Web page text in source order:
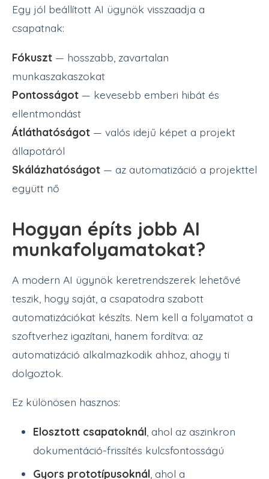
Egy jól beállított AI ügynök visszaadja a
csapatnak:
Fókuszt — hosszabb, zavartalan
munkaszakaszokat
Pontosságot — kevesebb emberi hibát és
ellentmondást
Átláthatóságot — valós idejű képet a projekt
állapotáról
Skálázhatóságot — az automatizáció a projekttel
együtt nő
Hogyan építs jobb AI
munkafolyamatokat?
A modern AI ügynök keretrendszerek lehetővé
teszik, hogy saját, a csapatodra szabott
automatizációkat készíts. Nem kell a folyamatot a
szoftverhez igazítani, hanem fordítva: az
automatizáció alkalmazkodik ahhoz, ahogy ti
dolgoztok.
Ez különösen hasznos:
Elosztott csapatoknál , ahol az aszinkron
dokumentáció-frissítés kulcsfontosságú
Gyors prototípusoknál , ahol a